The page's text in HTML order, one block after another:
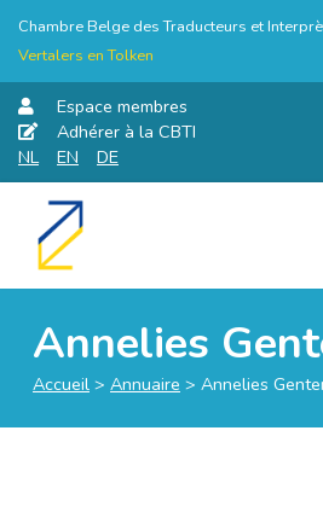
Chambre Belge des Traducteurs et
Vertalers en Tolken
Espace membres
Adhérer à la CBTI
NL
EN DE
Aller
Annelies
Accueil > Annuaire > Annelies